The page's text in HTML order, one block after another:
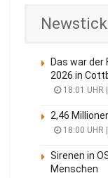
Das war der
2026 in
18:01 UHR
2,46
18:00 UHR
Sirenen in
Menschen